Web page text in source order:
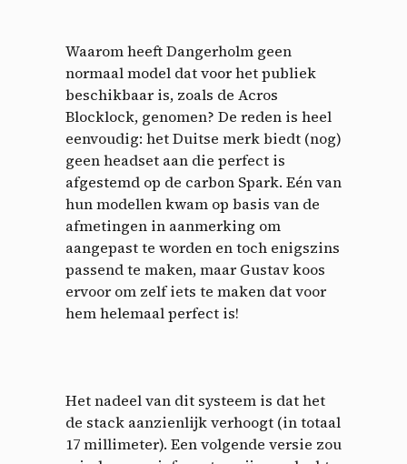
Waarom heeft Dangerholm geen
normaal model dat voor het publiek
beschikbaar is, zoals de Acros
Blocklock, genomen? De reden is heel
eenvoudig: het Duitse merk biedt (nog)
geen headset aan die perfect is
afgestemd op de carbon Spark. Eén van
hun modellen kwam op basis van de
afmetingen in aanmerking om
aangepast te worden en toch enigszins
passend te maken, maar Gustav koos
ervoor om zelf iets te maken dat voor
hem helemaal perfect is!
Het nadeel van dit systeem is dat het
de stack aanzienlijk verhoogt (in totaal
17 millimeter). Een volgende versie zou